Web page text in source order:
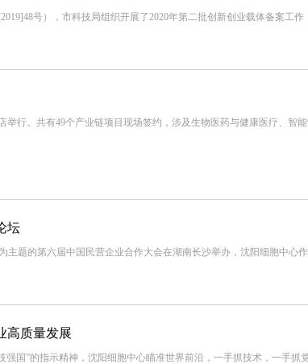
号），市科技局组织开展了2020年第二批创新创业载体备案工作
行。共有49个产业链项目现场签约，涉及生物医药与健康医疗、智
坛
主题的第六届中国民营企业合作大会在湖南长沙举办，沈阳细胞中心
高质量发展
国”的指示精神，沈阳细胞中心瞄准世界前沿，一手抓技术，一手抓